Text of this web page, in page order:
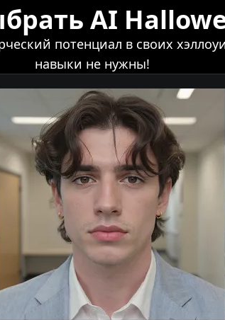
AI
потенциал в своих
навыки не нужны!